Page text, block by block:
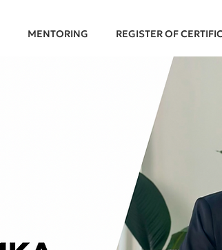
MENTORING REGISTER OF